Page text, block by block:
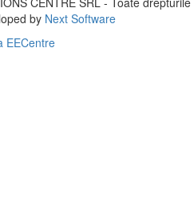
by Next Software
EECentre